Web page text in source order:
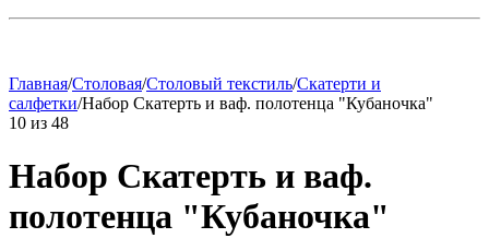
Главная/Столовая/Столовый текстиль/Скатерти и
салфетки/Набор Скатерть и ваф. полотенца "Кубаночка"
10 из 48
Набор Скатерть и ваф.
полотенца "Кубаночка"